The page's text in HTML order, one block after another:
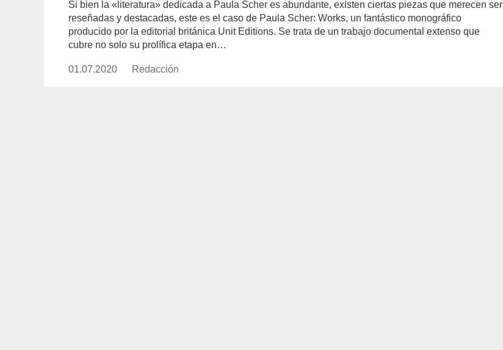
Si bien la «literatura» dedicada a Paula Scher es abundante, existen ciertas piezas que merecen ser
reseñadas y destacadas, este es el caso de Paula Scher: Works, un fantástico monográfico
producido por la editorial británica Unit Editions. Se trata de un trabajo documental extenso que
cubre no solo su prolífica etapa en…
Publicado
01.07.2020 https://www.experimenta.es/author/redaccion/
Redacción